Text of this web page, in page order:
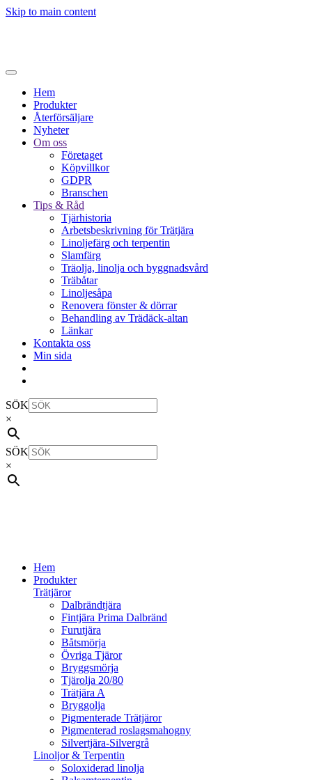
Skip to main content
Hem
Produkter
Återförsäljare
Nyheter
Om oss
Företaget
Köpvillkor
GDPR
Branschen
Tips & Råd
Tjärhistoria
Arbetsbeskrivning för Trätjära
Linoljefärg och terpentin
Slamfärg
Träolja, linolja och byggnadsvård
Träbåtar
Linoljesåpa
Renovera fönster & dörrar
Behandling av Trädäck-altan
Länkar
Kontakta oss
Min sida
SÖK
×
SÖK
×
Hem
Produkter
Trätjäror
Dalbrändtjära
Fintjära Prima Dalbränd
Furutjära
Båtsmörja
Övriga Tjäror
Bryggsmörja
Tjärolja 20/80
Trätjära A
Bryggolja
Pigmenterade Trätjäror
Pigmenterad roslagsmahogny
Silvertjära-Silvergrå
Linoljor & Terpentin
Soloxiderad linolja